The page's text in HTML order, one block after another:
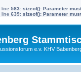
line 583: sizeof(): Parameter
line 639: sizeof(): Parameter
e.v. KHV